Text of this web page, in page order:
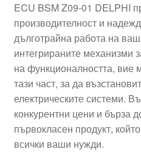
Процедура за рекламации
Разгледайте
Транспорт
ECU BSM Z09-01 DELPHI
производителност и
дълготрайна работа на
интегрираните механизми
на функционалността, вие
тази част, за да
електрическите системи.
конкурентни цени и бърза
първокласен продукт,
всички ваши нужди.